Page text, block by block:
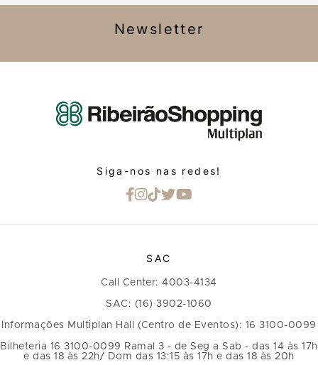
Newsletter
Siga-nos nas redes!
SAC
Call Center: 4003-4134
SAC: (16) 3902-1060
Informações Multiplan Hall (Centro de Eventos): 16 3100-0099
Bilheteria 16 3100-0099 Ramal 3 - de Seg a Sab - das 14 às 17h
e das 18 às 22h/ Dom das 13:15 às 17h e das 18 às 20h